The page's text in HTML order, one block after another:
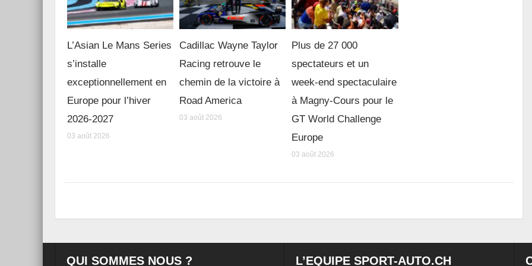
L’Asian Le Mans Series
s’installe
exceptionnellement en
Europe pour l’hiver
2026-2027
03 août 2026
Cadillac Wayne Taylor
Racing retrouve le
chemin de la victoire à
Road America
03 août 2026
Plus de 27 000
spectateurs et un
week-end spectaculaire
à Magny-Cours pour le
GT World Challenge
Europe
03 août 2026
QUI SOMMES NOUS ? L’EQUIPE SPORT-AUTO.CH